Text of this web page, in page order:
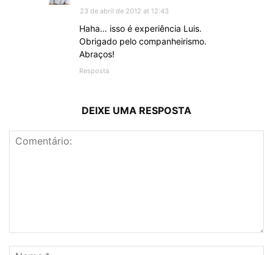
23 de abril de 2012 at 12:43
Haha… isso é experiência Luis.
Obrigado pelo companheirismo.
Abraços!
Resposta
DEIXE UMA RESPOSTA